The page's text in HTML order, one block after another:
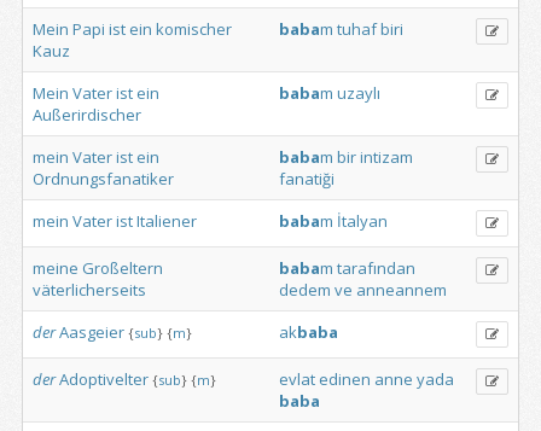
Mein Papi ist ein komischer
Kauz
babam tuhafbiri
Mein Vaterist ein
Außerirdischer
babam uzaylı
mein Vaterist ein
Ordnungsfanatiker
babam birintizam
fanatiği
mein VateristItaliener babam İtalyan
meine Großeltern
väterlicherseits
babam tarafından
dedem ve anneannem
derAasgeier {sub} {m} akbaba
derAdoptivelter {sub} {m} evlat edinen anne yada
baba